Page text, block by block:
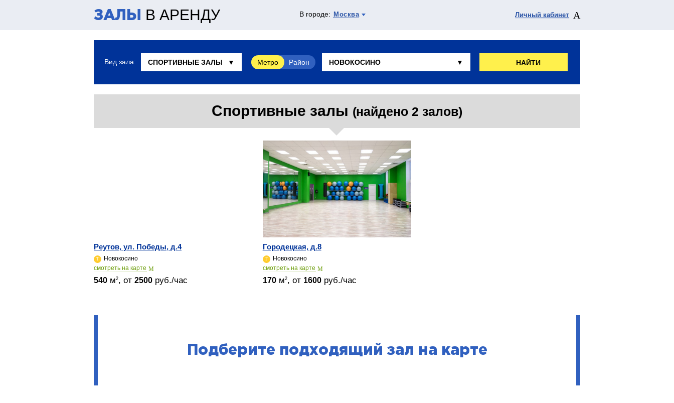
ЗАЛЫ В АРЕНДУ В городе: Москва Личный кабинет
Вид зала: Метро Район НАЙТИ
Спортивные залы (найдено 2 залов)
Реутов, ул. Победы, д.4
Новокосино
cмотреть на карте
540 м2, от 2500 руб./час
Городецкая, д.8
Новокосино
cмотреть на карте
170м2, от 1600руб./час
Подберите подходящий зал на карте